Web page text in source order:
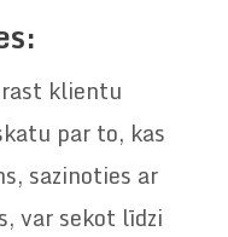
klientu
par to, kas
sazinoties ar
var sekot līdzi